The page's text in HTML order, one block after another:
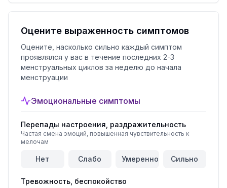
Оцените выраженность симптомов
Оцените, насколько сильно каждый симптом
проявлялся у вас в течение последних 2-3
менструальных циклов за неделю до начала
менструации
Эмоциональные симптомы
Перепады настроения, раздражительность
Частая смена эмоций, повышенная чувствительность к
мелочам
Нет Слабо Умеренно Сильно
Тревожность, беспокойство